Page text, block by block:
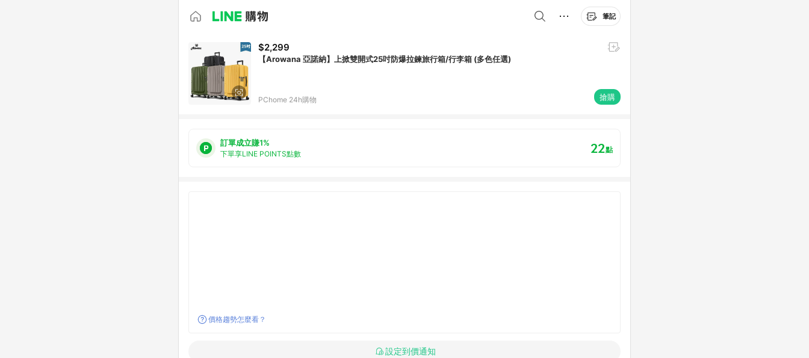
筆記
$2,299
【Arowana 亞諾納】上掀雙開式25吋防爆拉鍊旅行箱/行李箱 (多色任選)
PChome 24h購物 搶購
訂單成立賺1%
下單享LINE POINTS點數 22點
價格趨勢怎麼看？
設定到價通知